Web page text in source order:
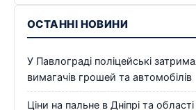
ОСТАННІ НОВИНИ
У Павлограді поліцейські
вимагачів грошей та автомобілів
Ціни на пальне в Дніпрі та